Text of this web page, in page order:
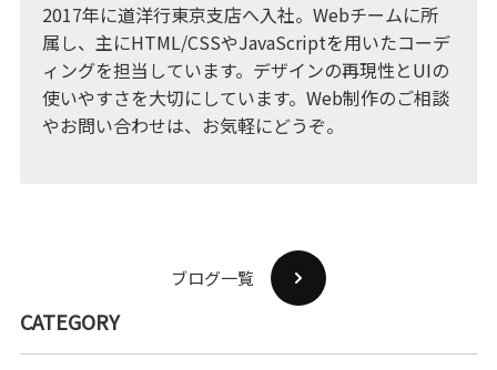
2017年に道洋行東京支店へ入社。Webチームに所
属し、主にHTML/CSSやJavaScriptを用いたコーデ
ィングを担当しています。デザインの再現性とUIの
使いやすさを大切にしています。Web制作のご相談
やお問い合わせは、お気軽にどうぞ。
ブログ一覧
CATEGORY